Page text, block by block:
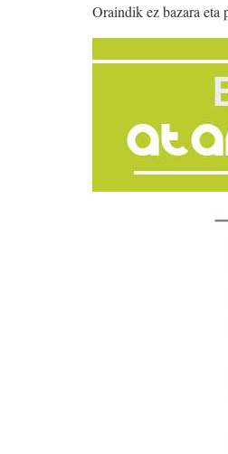
Oraindik ez bazara eta